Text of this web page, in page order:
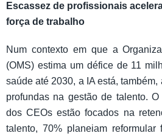
Escassez de profissionais
força de trabalho
Num contexto em que a
(OMS) estima um défice de 11
saúde até 2030, a IA está,
profundas na gestão de talento.
dos CEOs estão focados na
talento, 70% planeiam reformular